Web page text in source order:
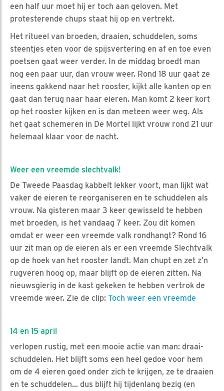
een half uur moet hij er toch aan geloven. Met
protesterende chups staat hij op en vertrekt.
Het ritueel van broeden, draaien, schuddelen, soms
steentjes eten voor de spijsvertering en af en toe even
poetsen gaat weer verder. In de middag broedt man
nog een paar uur, dan vrouw weer. Rond 18 uur gaat ze
ineens gakkend naar het rooster, kijkt alle kanten op en
gaat dan terug naar haar eieren. Man komt 2 keer kort
op het rooster kijken en is dan meteen weer weg. Als
het gaat schemeren in De Mortel lijkt vrouw rond 21 uur
helemaal klaar voor de nacht.
Weer een vreemde slechtvalk!
De Tweede Paasdag kabbelt lekker voort, man lijkt wat
vaker de eieren te reorganiseren en te schuddelen als
vrouw. Na gisteren maar 3 keer gewisseld te hebben
met broeden, is het vandaag 7 keer. Zou dit komen
omdat er weer een vreemde valk rondhangt? Rond 16
uur zit man op de eieren als er een vreemde Slechtvalk
op de hoek van het rooster landt. Man chupt en zet z’n
rugveren hoog op, maar blijft op de eieren zitten. Na
nieuwsgierig in de kast gekeken te hebben vertrok de
vreemde weer. Zie de clip: Toch weer een vreemde
14 en 15 april
verlopen rustig, met een mooie actie van man: draai-
schuddelen. Het blijft soms een heel gedoe voor hem
om de 4 eieren goed onder zich te krijgen, ze te draaien
en te schuddelen... dus blijft hij tijdenlang bezig (en